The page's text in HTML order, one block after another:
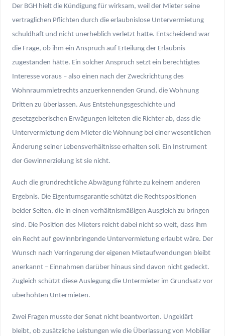
Der BGH hielt die Kündigung für wirksam, weil der Mieter seine
vertraglichen Pflichten durch die erlaubnislose Untervermietung
schuldhaft und nicht unerheblich verletzt hatte. Entscheidend war
die Frage, ob ihm ein Anspruch auf Erteilung der Erlaubnis
zugestanden hätte. Ein solcher Anspruch setzt ein berechtigtes
Interesse voraus – also einen nach der Zweckrichtung des
Wohnraummietrechts anzuerkennenden Grund, die Wohnung
Dritten zu überlassen. Aus Entstehungsgeschichte und
gesetzgeberischen Erwägungen leiteten die Richter ab, dass die
Untervermietung dem Mieter die Wohnung bei einer wesentlichen
Änderung seiner Lebensverhältnisse erhalten soll. Ein Instrument
der Gewinnerzielung ist sie nicht.
Auch die grundrechtliche Abwägung führte zu keinem anderen
Ergebnis. Die Eigentumsgarantie schützt die Rechtspositionen
beider Seiten, die in einen verhältnismäßigen Ausgleich zu bringen
sind. Die Position des Mieters reicht dabei nicht so weit, dass ihm
ein Recht auf gewinnbringende Untervermietung erlaubt wäre. Der
Wunsch nach Verringerung der eigenen Mietaufwendungen bleibt
anerkannt – Einnahmen darüber hinaus sind davon nicht gedeckt.
Zugleich schützt diese Auslegung die Untermieter im Grundsatz vor
überhöhten Untermieten.
Zwei Fragen musste der Senat nicht beantworten. Ungeklärt
bleibt, ob zusätzliche Leistungen wie die Überlassung von Mobiliar